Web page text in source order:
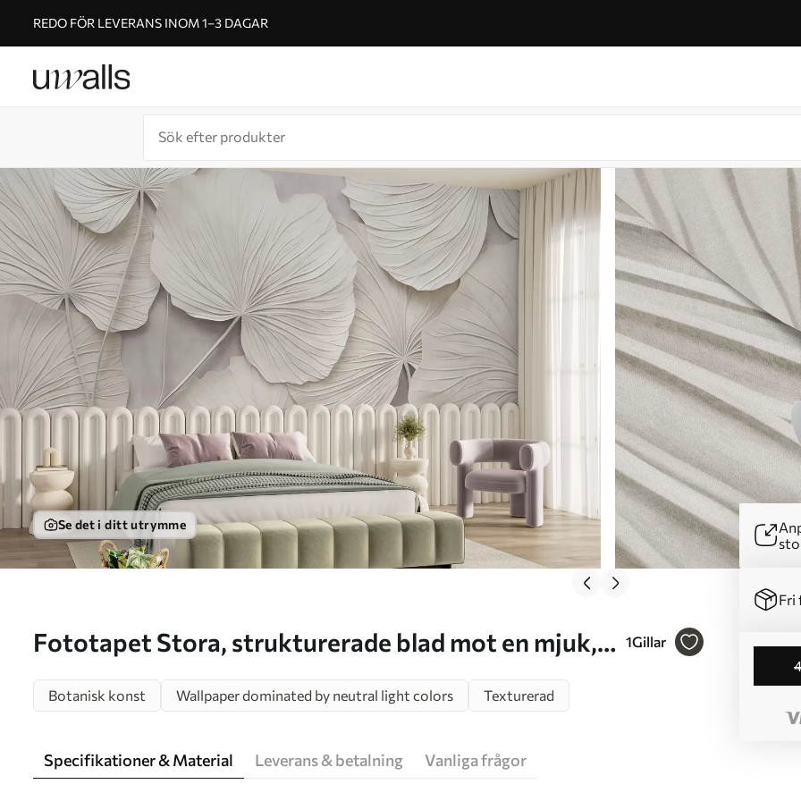
REDO FÖR LEVERANS INOM 1–3 DAGAR
Se det i ditt utrymme
Fototapet Stora, strukturerade blad mot en mjuk,
Nr. w09897
1Gillar
Fri
Botanisk konst
Wallpaper dominated by neutral light colors Texturerad
Specifikationer & Material Leverans & betalning Vanliga frågor